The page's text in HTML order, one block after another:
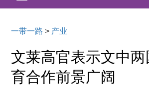
一带一路 > 产业
文莱高官表示文中
育合作前景广阔